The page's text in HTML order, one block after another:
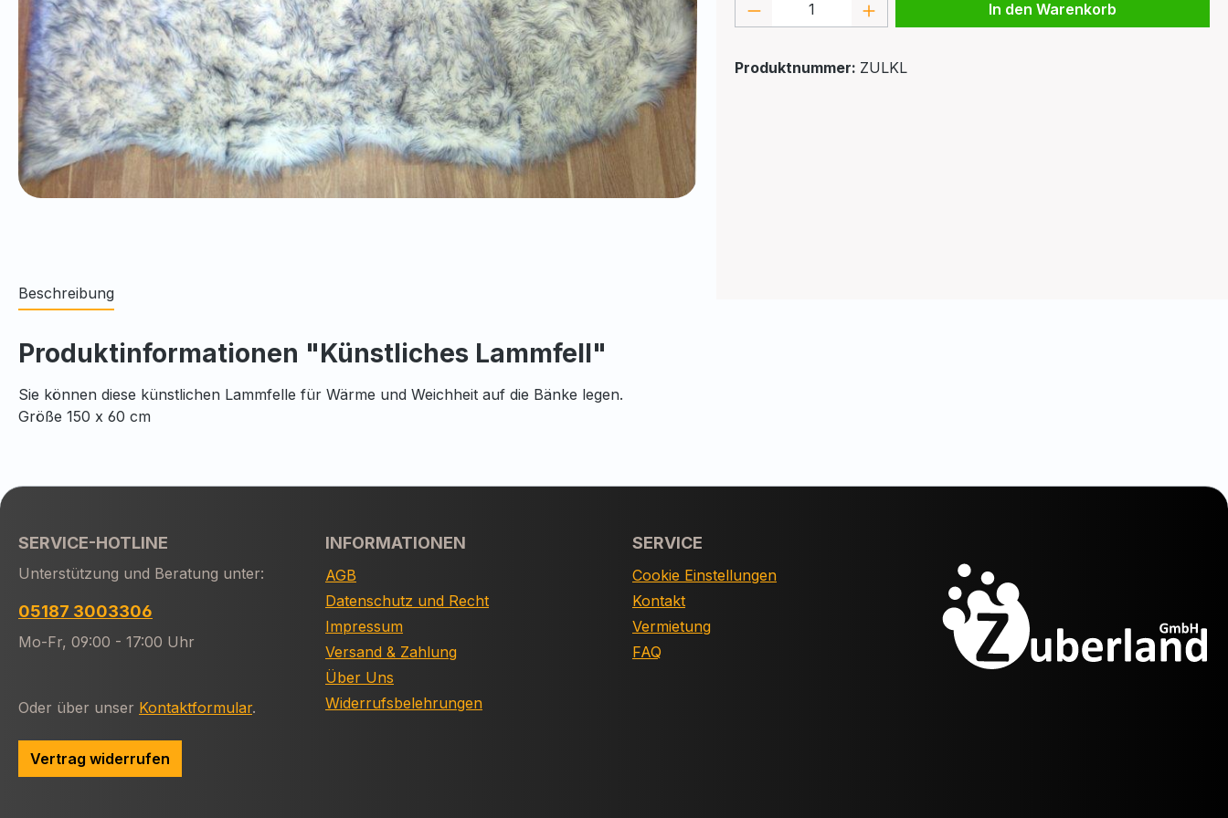
Produkt Anzahl: Gib den gewünschten Wert
In den Warenkorb
Produktnummer: ZULKL
Beschreibung
Produktinformationen "Künstliches Lammfell"
Sie können diese künstlichen Lammfelle für Wärme und Weichheit auf die Bänke legen.
Größe 150 x 60 cm
SERVICE-HOTLINE
Unterstützung und Beratung unter:
05187 3003306
Mo-Fr, 09:00 - 17:00 Uhr
Oder über unser Kontaktformular.
Vertrag widerrufen
INFORMATIONEN
AGB
Datenschutz und Recht
Impressum
Versand & Zahlung
Über Uns
Widerrufsbelehrungen
SERVICE
Cookie Einstellungen
Kontakt
Vermietung
FAQ